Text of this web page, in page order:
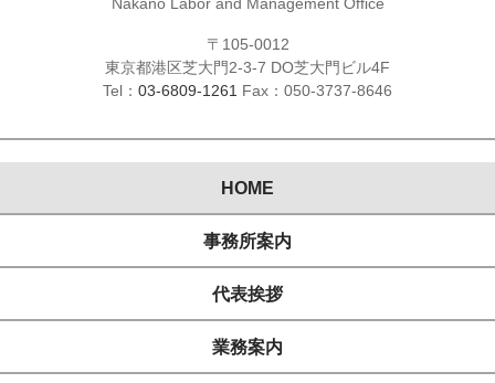
〒105-0012
東京都港区芝大門2-3-7 DO芝大門ビル4F
Tel： 03-6809-1261 Fax：050-3737-8646
HOME
事務所案内
代表挨拶
業務案内